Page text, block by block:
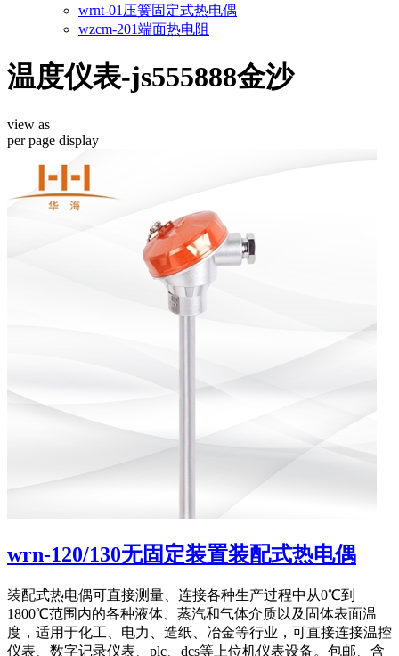
wrnt-01压簧固定式热电偶
wzcm-201端面热电阻
温度仪表-js555888金沙
view as
per page display
wrn-120/130无固定装置装配式热电偶
装配式热电偶可直接测量、连接各种生产过程中从0℃到
1800℃范围内的各种液体、蒸汽和气体介质以及固体表面温
度，适用于化工、电力、造纸、冶金等行业，可直接连接温控
仪表、数字记录仪表、plc、dcs等上位机仪表设备。包邮、含